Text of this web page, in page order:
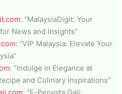
: “MalaysiaDigit: Your
News and Insights”
: “VIP Malaysia: Elevate Your
: “Indulge in Elegance at
and Culinary Inspirations”
: “E-Penyata Gaji: